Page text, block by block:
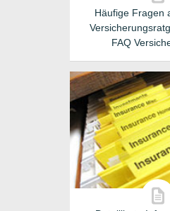
Häufige Fragen
FAQ